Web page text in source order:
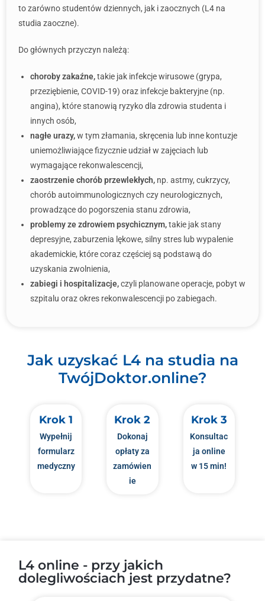
to zarówno studentów dziennych, jak i zaocznych (L4 na
studia zaoczne).
Do głównych przyczyn należą:
choroby zakaźne,takie jak infekcje wirusowe (grypa,
przeziębienie, COVID-19) oraz infekcje bakteryjne (np.
angina), które stanowią ryzyko dla zdrowia studenta i
innych osób,
nagłe urazy,w tym złamania, skręcenia lub inne kontuzje
uniemożliwiające fizycznie udział w zajęciach lub
wymagające rekonwalescencji,
zaostrzenie chorób przewlekłych, np. astmy, cukrzycy,
chorób autoimmunologicznych czy neurologicznych,
prowadzące do pogorszenia stanu zdrowia,
problemy ze zdrowiem psychicznym,takie jak stany
depresyjne, zaburzenia lękowe, silny stres lub wypalenie
akademickie, które coraz częściej są podstawą do
uzyskania zwolnienia,
zabiegi i hospitalizacje,czyli planowane operacje, pobyt w
szpitalu oraz okres rekonwalescencji po zabiegach.
Jak uzyskać L4 na studia na
TwójDoktor.online?
Krok 1
Wypełnij
formularz
medyczny
Krok 2
Dokonaj
opłaty za
zamówien
ie
Krok 3
Konsultac
ja online
w 15 min!
L4 online - przy jakich
dolegliwościach jest przydatne?